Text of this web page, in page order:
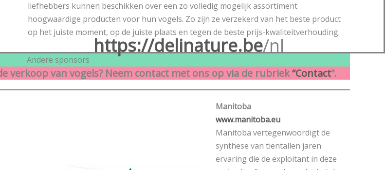
liefhebbers kunnen beschikken over een zo volledig mogelijk assortiment
hoogwaardige producten voor hun vogels. Zo zijn ze verzekerd van het beste product
op het juiste moment, op de juiste plaats en tegen de beste prijs-kwaliteitverhouding.
https://delinature.be/nl
Andere sponsors
verkoop van vogels? Neem contact met ons op via de rubriek“Contact“.
Manitoba
www.manitoba.eu
Manitoba vertegenwoordigt de
synthese van tientallen jaren
ervaring die de exploitant in deze